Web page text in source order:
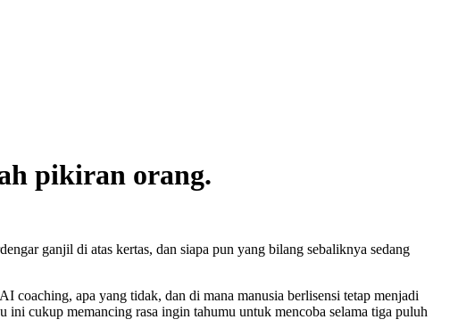
pikiran orang.
ganjil di atas kertas, dan siapa pun yang bilang sebaliknya sedang
apa yang tidak, dan di mana manusia berlisensi tetap menjadi
cukup memancing rasa ingin tahumu untuk mencoba selama tiga puluh